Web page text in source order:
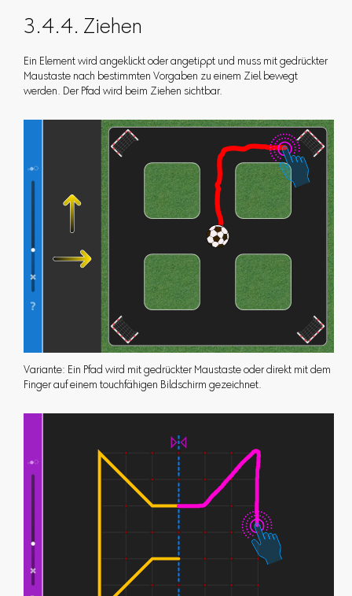
3.4.4. Ziehen
Ein Element wird angeklickt oder angetippt und muss mit gedrückter
Maustaste nach bestimmten Vorgaben zu einem Ziel bewegt
werden. Der Pfad wird beim Ziehen sichtbar.
Variante: Ein Pfad wird mit gedrückter Maustaste oder direkt mit dem
Finger auf einem touchfähigen Bildschirm gezeichnet.